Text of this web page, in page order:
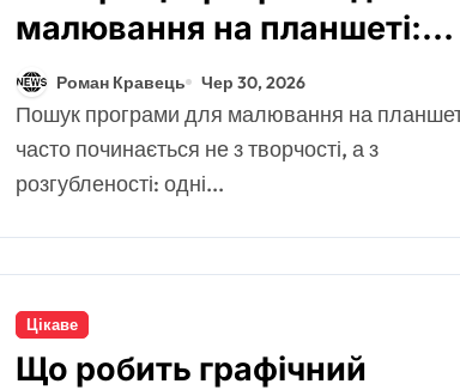
малювання на планшеті:
добірка для початківців і
художників
Роман Кравець Чер 30, 2026
Пошук програми для малювання на планшеті
часто починається не з творчості, а з
розгубленості: одні...
Цікаве
Що робить графічний